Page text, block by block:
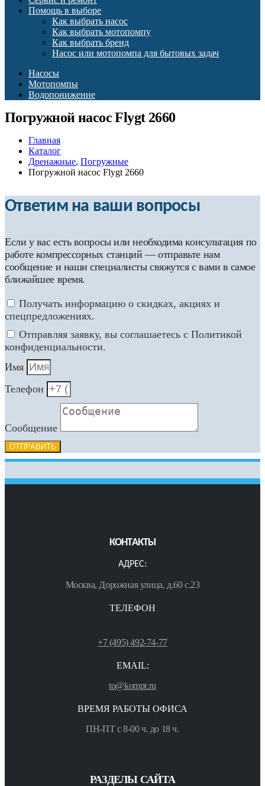
Помощь в выборе
Как выбрать насос
Как выбрать мотопомпу
Как выбрать бренд
Насос или мотопомпа для бытовых задач
Насосы
Мотопомпы
Водопонижение
Погружной насос Flygt 2660
Главная
Каталог
Дренажные, Погружные
Погружной насос Flygt 2660
Ответим на ваши вопросы
Если у вас есть вопросы или необходима консультация по
работе компрессорных станций — отправьте нам
сообщение и наши специалисты свяжутся с вами в самое
ближайшее время.
Получать информацию о скидках, акциях и
спецпредложениях.
Отправляя заявку, вы соглашаетесь с Политикой
конфиденциальности.
Имя
Телефон
Сообщение
ОТПРАВИТЬ
КОНТАКТЫ
АДРЕС:
Москва, Дорожная улица, д.60 с.23
ТЕЛЕФОН
+7 (495) 492-74-77
EMAIL:
to@kompr.ru
ВРЕМЯ РАБОТЫ ОФИСА
ПН-ПТ с 8-00 ч. до 18 ч.
РАЗДЕЛЫ САЙТА